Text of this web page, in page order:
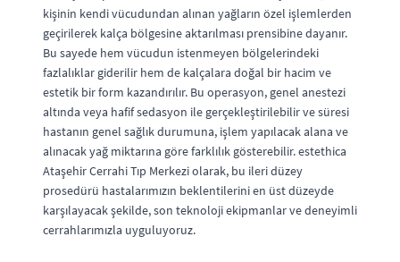
kişinin kendi vücudundan alınan yağların özel işlemlerden
geçirilerek kalça bölgesine aktarılması prensibine dayanır.
Bu sayede hem vücudun istenmeyen bölgelerindeki
fazlalıklar giderilir hem de kalçalara doğal bir hacim ve
estetik bir form kazandırılır. Bu operasyon, genel anestezi
altında veya hafif sedasyon ile gerçekleştirilebilir ve süresi
hastanın genel sağlık durumuna, işlem yapılacak alana ve
alınacak yağ miktarına göre farklılık gösterebilir. estethica
Ataşehir Cerrahi Tıp Merkezi olarak, bu ileri düzey
prosedürü hastalarımızın beklentilerini en üst düzeyde
karşılayacak şekilde, son teknoloji ekipmanlar ve deneyimli
cerrahlarımızla uyguluyoruz.